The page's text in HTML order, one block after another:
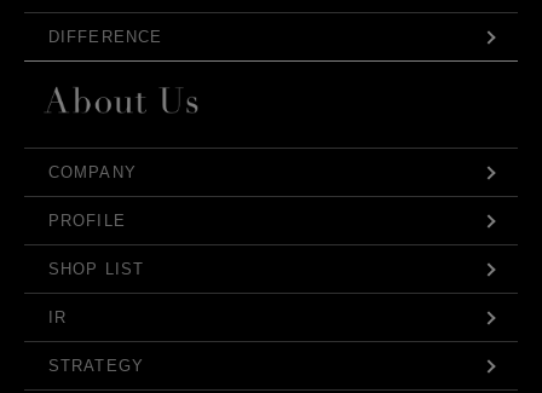
DIFFERENCE
COMPANY
PROFILE
SHOP LIST
IR
STRATEGY